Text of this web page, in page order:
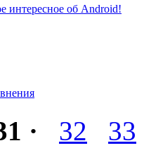
интересное об Android!
· 32
33